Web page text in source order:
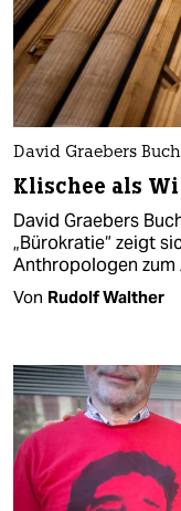
David Graebers
Klischee als
David Graebers
„Bürokratie“ zeigt
Anthropologen zum
Von Rudolf Walther